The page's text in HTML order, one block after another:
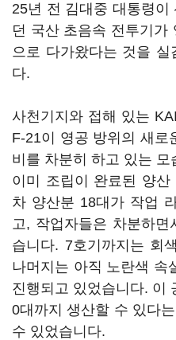
25년 전 김대중 대통령이
던 국산 초음속 전투기가
으로 다가왔다는 것을 실
다.
사천기지와 접해 있는
F-21이 영공 방위의 새로
비를 차분히 하고 있는
이미 조립이 완료된 양
차 양산분 18대가 작업
고, 작업자들은 차분하
습니다. 7호기까지는 회
나머지는 아직 노란색 속
진행되고 있었습니다. 이
0대까지 생산할 수 있다
수 있었습니다.